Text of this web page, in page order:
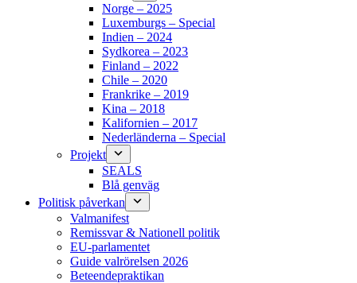
Norge – 2025
Luxemburgs – Special
Indien – 2024
Sydkorea – 2023
Finland – 2022
Chile – 2020
Frankrike – 2019
Kina – 2018
Kalifornien – 2017
Nederländerna – Special
Projekt
SEALS
Blå genväg
Politisk påverkan
Valmanifest
Remissvar & Nationell politik
EU-parlamentet
Guide valrörelsen 2026
Beteendepraktikan